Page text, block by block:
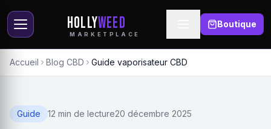
HOLLYWEED
MARKETPLACE
Boutique
Accueil Blog CBD Guide vaporisateur CBD
Guide 12 min de lecture20 décembre 2025